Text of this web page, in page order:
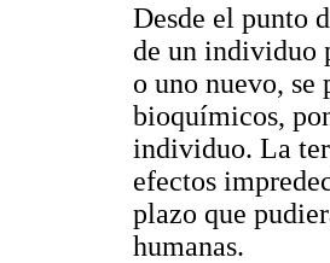
Desde el punto
de un individuo
o uno nuevo, se
bioquímicos,
individuo. La
efectos
plazo que
humanas.